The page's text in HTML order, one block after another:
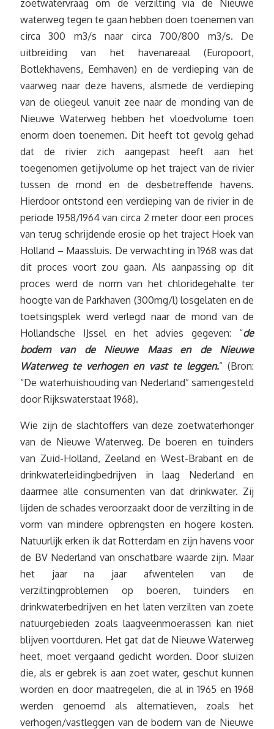
zoetwatervraag om de verzilting via de Nieuwe
waterweg tegen te gaan hebben doen toenemen van
circa 300 m3/s naar circa 700/800 m3/s. De
uitbreiding van het havenareaal (Europoort,
Botlekhavens, Eemhaven) en de verdieping van de
vaarweg naar deze havens, alsmede de verdieping
van de oliegeul vanuit zee naar de monding van de
Nieuwe Waterweg hebben het vloedvolume toen
enorm doen toenemen. Dit heeft tot gevolg gehad
dat de rivier zich aangepast heeft aan het
toegenomen getijvolume op het traject van de rivier
tussen de mond en de desbetreffende havens.
Hierdoor ontstond een verdieping van de rivier in de
periode 1958/1964 van circa 2 meter door een proces
van terug schrijdende erosie op het traject Hoek van
Holland – Maassluis. De verwachting in 1968 was dat
dit proces voort zou gaan. Als aanpassing op dit
proces werd de norm van het chloridegehalte ter
hoogte van de Parkhaven (300mg/l) losgelaten en de
toetsingsplek werd verlegd naar de mond van de
Hollandsche IJssel en het advies gegeven: “de
bodem van de Nieuwe Maas en de Nieuwe
Waterweg te verhogen en vast te leggen.” (Bron:
“De waterhuishouding van Nederland” samengesteld
door Rijkswaterstaat 1968).
Wie zijn de slachtoffers van deze zoetwaterhonger
van de Nieuwe Waterweg. De boeren en tuinders
van Zuid-Holland, Zeeland en West-Brabant en de
drinkwaterleidingbedrijven in laag Nederland en
daarmee alle consumenten van dat drinkwater. Zij
lijden de schades veroorzaakt door de verzilting in de
vorm van mindere opbrengsten en hogere kosten.
Natuurlijk erken ik dat Rotterdam en zijn havens voor
de BV Nederland van onschatbare waarde zijn. Maar
het jaar na jaar afwentelen van de
verziltingproblemen op boeren, tuinders en
drinkwaterbedrijven en het laten verzilten van zoete
natuurgebieden zoals laagveenmoerassen kan niet
blijven voortduren. Het gat dat de Nieuwe Waterweg
heet, moet vergaand gedicht worden. Door sluizen
die, als er gebrek is aan zoet water, geschut kunnen
worden en door maatregelen, die al in 1965 en 1968
werden genoemd als alternatieven, zoals het
verhogen/vastleggen van de bodem van de Nieuwe